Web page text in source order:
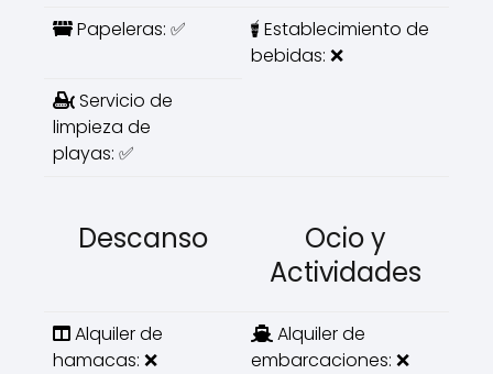
Papeleras: ✅
Establecimiento de
bebidas: ❌
Servicio de
limpieza de
playas: ✅
Descanso
Ocio y
Actividades
Alquiler de
hamacas: ❌
Alquiler de
embarcaciones: ❌